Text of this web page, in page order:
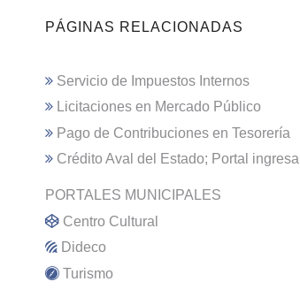
PÁGINAS RELACIONADAS
Servicio de Impuestos Internos
Licitaciones en Mercado Público
Pago de Contribuciones en Tesorería
Crédito Aval del Estado; Portal ingresa
PORTALES MUNICIPALES
Centro Cultural
Dideco
Turismo